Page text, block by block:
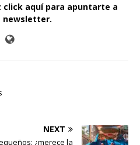
click aquí para apuntarte a
newsletter.
NEXT
¿merece la